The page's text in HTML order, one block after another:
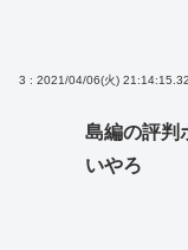
3 : 2021/04/06(火) 21:14:15.32
島編の評判
いやろ